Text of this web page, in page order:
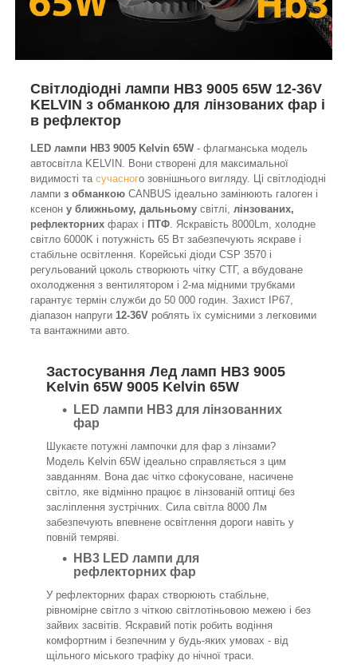
Світлодіодні лампи HB3 9005 65W 12-36V
KELVIN з обманкою для лінзованих фар і
в рефлектор
LED лампи HB3 9005 Kelvin 65W - флагманська модель
автосвітла KELVIN. Вони створені для максимальної
видимості та сучасного зовнішнього вигляду. Ці світлодіодні
лампи з обманкою CANBUS ідеально замінюють галоген і
ксенон у ближньому, дальньому світлі, лінзованих,
рефлекторних фарах і ПТФ . Яскравість 8000Lm, холодне
світло 6000K і потужність 65 Вт забезпечують яскраве і
стабільне освітлення. Корейські діоди CSP 3570 і
регульований цоколь створюють чітку СТГ, а вбудоване
охолодження з вентилятором і 2-ма мідними трубками
гарантує термін служби до 50 000 годин. Захист IP67,
діапазон напруги 12-36V роблять їх сумісними з легковими
та вантажними авто.
Застосування Лед ламп HB3 9005
Kelvin 65W 9005 Kelvin 65W
LED лампи HB3 для лінзованних
фар
Шукаєте потужні лампочки для фар з лінзами?
Модель Kelvin 65W ідеально справляється з цим
завданням. Вона дає чітко сфокусоване, насичене
світло, яке відмінно працює в лінзованій оптиці без
засліплення зустрічних. Сила світла 8000 Лм
забезпечують впевнене освітлення дороги навіть у
повній темряві.
HB3 LED лампи для
рефлекторних фар
У рефлекторних фарах створюють стабільне,
рівномірне світло з чіткою світлотіньовою межею і без
зайвих засвітів. Яскравий потік робить водіння
комфортним і безпечним у будь-яких умовах - від
щільного міського трафіку до нічної траси.